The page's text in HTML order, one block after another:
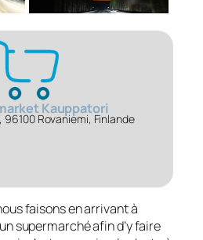
Kauppatori
96100 Rovaniemi, Finlande
faisons en arrivant à
supermarché afin d’y faire